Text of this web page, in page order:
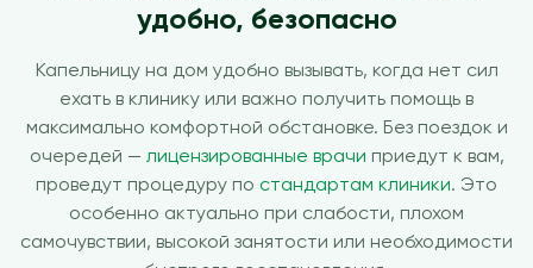
удобно, безопасно
Капельницу на дом удобно вызывать, когда нет сил
ехать в клинику или важно получить помощь в
максимально комфортной обстановке. Без поездок и
очередей — лицензированные врачи приедут к вам,
проведут процедуру по стандартам клиники. Это
особенно актуально при слабости, плохом
самочувствии, высокой занятости или необходимости